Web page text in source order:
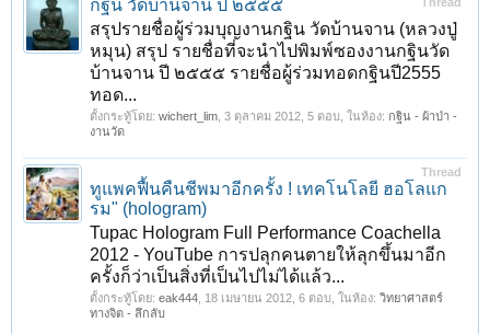
กฐิน วัดบ้านจาน ปี ๒๕๕๕
สรุปรายชื่อผู้ร่วมบุญงานกฐิน วัดบ้านจาน (หลวงปู่
หมุน) สรุป รายชื่อที่จะนำไปพิมพ์ซองงานกฐินวัด
บ้านจาน ปี ๒๕๕๕ รายชื่อผู้ร่วมทอดกฐินปี2555
ทอด...
ตั้งกระทู้โดย: wichert_lim 3 ตุลาคม 2012 , 5 ตอบ, ในห้อง: กฐิน - ผ้าป่า -
งานวัด
Thread
ทูแพคฟื้นคืนชีพมาอีกครั้ง ! เทคโนโลยี ฮอโลแก
รม" (hologram)
Tupac Hologram Full Performance Coachella
2012 - YouTube การปลุกคนตายให้ลุกขึ้นมาอีก
ครั้งก็ว่าเป็นสิ่งที่เป็นไปไม่ได้แล้ว...
ตั้งกระทู้โดย: eak444 18 เมษายน 2012 , 6 ตอบ, ในห้อง: วิทยาศาสตร์
ทางจิต - ลึกลับ